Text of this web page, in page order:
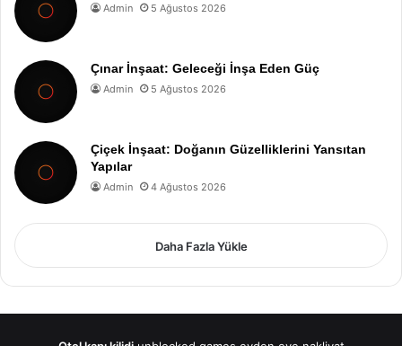
Admin 5 Ağustos 2026
Çınar İnşaat: Geleceği İnşa Eden Güç
Admin 5 Ağustos 2026
Çiçek İnşaat: Doğanın Güzelliklerini Yansıtan
Yapılar
Admin 4 Ağustos 2026
Daha Fazla Yükle